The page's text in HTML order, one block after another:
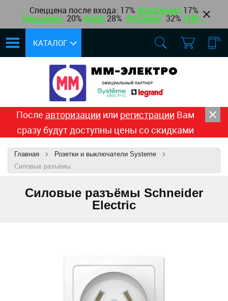
Спеццена после входа: 17% AtlasDesign 17%
Теплолюкс, 20% Kranz 28% ArtGallery 32% CHINT
КАТАЛОГ
После авторизации или регистрации Вам
сразу будут доступны цены со скидками
Главная
Розетки и выключатели Systeme
Силовые разъёмы
Силовые разъёмы Schneider
Electric